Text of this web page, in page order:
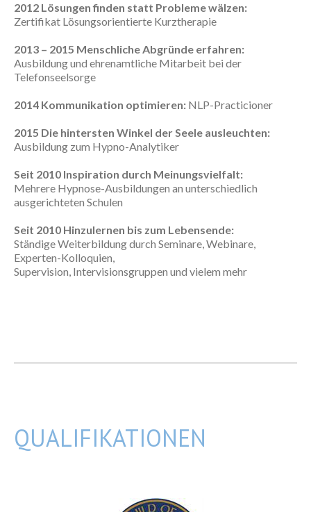
2012 Lösungen finden statt Probleme wälzen:
Zertifikat Lösungsorientierte Kurztherapie
2013 – 2015 Menschliche Abgründe erfahren:
Ausbildung und ehrenamtliche Mitarbeit bei der
Telefonseelsorge
2014 Kommunikation optimieren: NLP-Practicioner
2015 Die hintersten Winkel der Seele ausleuchten:
Ausbildung zum Hypno-Analytiker
Seit 2010 Inspiration durch Meinungsvielfalt:
Mehrere Hypnose-Ausbildungen an unterschiedlich
ausgerichteten Schulen
Seit 2010 Hinzulernen bis zum Lebensende:
Ständige Weiterbildung durch Seminare, Webinare,
Experten-Kolloquien,
Supervision, Intervisionsgruppen und vielem mehr
QUALIFIKATIONEN